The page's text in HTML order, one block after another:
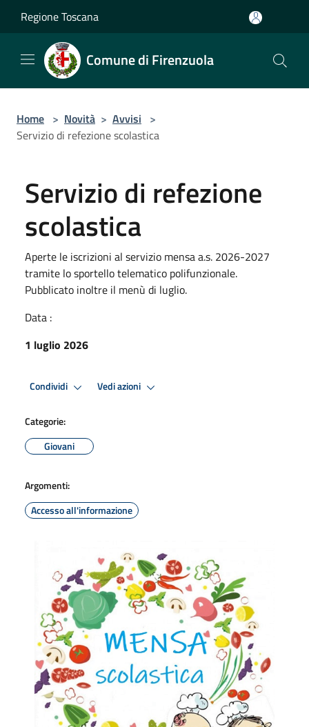
Regione Toscana
Comune di Firenzuola
Home > Novità > Avvisi >
Servizio di refezione scolastica
Servizio di refezione
scolastica
Aperte le iscrizioni al servizio mensa a.s. 2026-2027
tramite lo sportello telematico polifunzionale.
Pubblicato inoltre il menù di luglio.
Data :
1 luglio 2026
Condividi Vedi azioni
Categorie:
Giovani
Argomenti:
Accesso all'informazione